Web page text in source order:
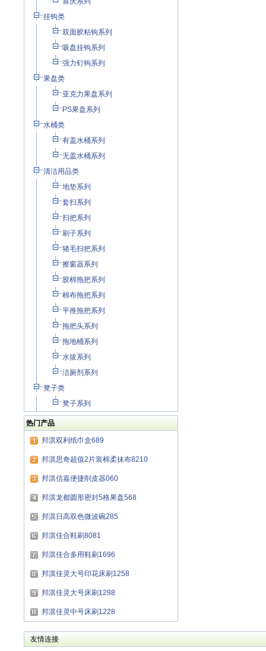
挂钩类
双面胶粘钩系列
吸盘挂钩系列
强力钉钩系列
果盘类
亚克力果盘系列
PS果盘系列
水桶类
有盖水桶系列
无盖水桶系列
清洁用品类
地垫系列
套扫系列
扫把系列
刷子系列
猪毛扫把系列
擦窗器系列
胶棉拖把系列
棉布拖把系列
平推拖把系列
拖把头系列
拖地桶系列
水拔系列
洁厕剂系列
凳子类
凳子系列
热门产品
邦淇双利纸巾盒689
邦淇思奇超值2片装棉柔抹布8210
邦淇信嘉便捷削皮器060
邦淇龙都圆形密封5格果盘568
邦淇日高双色微波碗285
邦淇佳合鞋刷8081
邦淇佳合多用鞋刷1696
邦淇佳灵大号印花床刷1258
邦淇佳灵大号床刷1298
邦淇佳灵中号床刷1228
友情连接